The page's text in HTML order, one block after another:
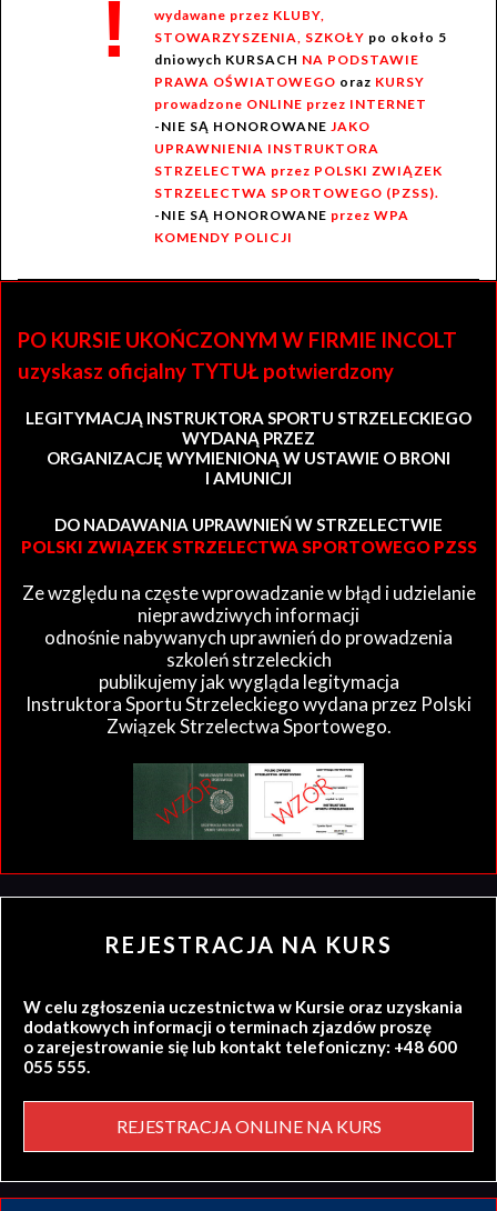
!
wydawane przez KLUBY,
STOWARZYSZENIA, SZKOŁY po około 5
dniowych KURSACH NA PODSTAWIE
PRAWA OŚWIATOWEGO oraz KURSY
prowadzone ONLINE przez INTERNET
-NIE SĄ HONOROWANE JAKO
UPRAWNIENIA INSTRUKTORA
STRZELECTWA przez POLSKI ZWIĄZEK
STRZELECTWA SPORTOWEGO (PZSS).
-NIE SĄ HONOROWANE przez WPA
KOMENDY POLICJI
PO KURSIE UKOŃCZONYM W FIRMIE INCOLT
uzyskasz oficjalny TYTUŁ potwierdzony
LEGITYMACJĄ INSTRUKTORA SPORTU STRZELECKIEGO
WYDANĄ PRZEZ
ORGANIZACJĘ WYMIENIONĄ W USTAWIE O BRONI
I AMUNICJI
DO NADAWANIA UPRAWNIEŃ W STRZELECTWIE
POLSKI ZWIĄZEK STRZELECTWA SPORTOWEGO PZSS
Ze względu na częste wprowadzanie w błąd i udzielanie
nieprawdziwych informacji
odnośnie nabywanych uprawnień do prowadzenia
szkoleń strzeleckich
publikujemy jak wygląda legitymacja
Instruktora Sportu Strzeleckiego wydana przez Polski
Związek Strzelectwa Sportowego.
REJESTRACJA NA KURS
W celu zgłoszenia uczestnictwa w Kursie oraz uzyskania
dodatkowych informacji o terminach zjazdów proszę
o zarejestrowanie się lub kontakt telefoniczny: +48 600
055 555.
REJESTRACJA ONLINE NA KURS